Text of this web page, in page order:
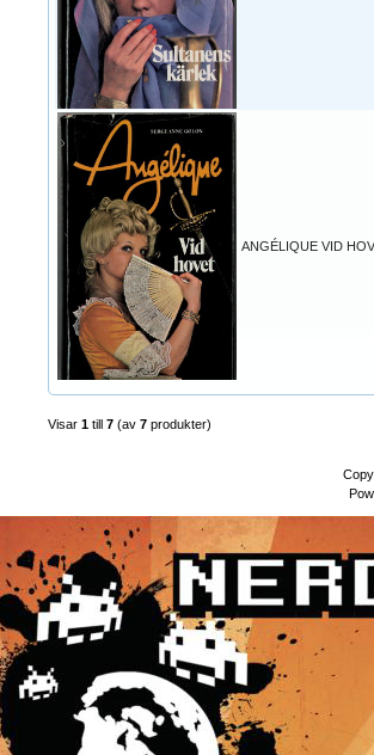
ANGÉLIQUE VID
Visar 1 till 7 (av 7 produkter)